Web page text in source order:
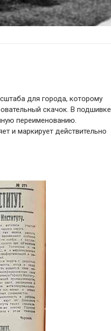
для города, которому
скачок. В подшивке
переименованию.
и маркирует действительно